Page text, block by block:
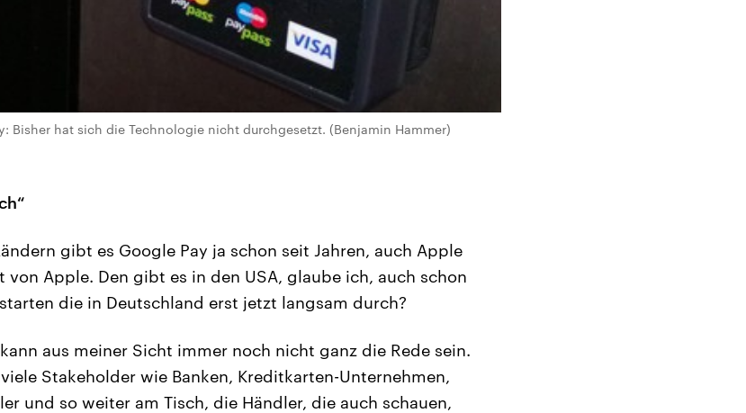
Bisher hat sich die Technologie nicht durchgesetzt. (Benjamin Hammer)
gibt es Google Pay ja schon seit Jahren, auch Apple
von Apple. Den gibt es in den USA, glaube ich, auch schon
die in Deutschland erst jetzt langsam durch?
aus meiner Sicht immer noch nicht ganz die Rede sein.
Stakeholder wie Banken, Kreditkarten-Unternehmen,
und so weiter am Tisch, die Händler, die auch schauen,